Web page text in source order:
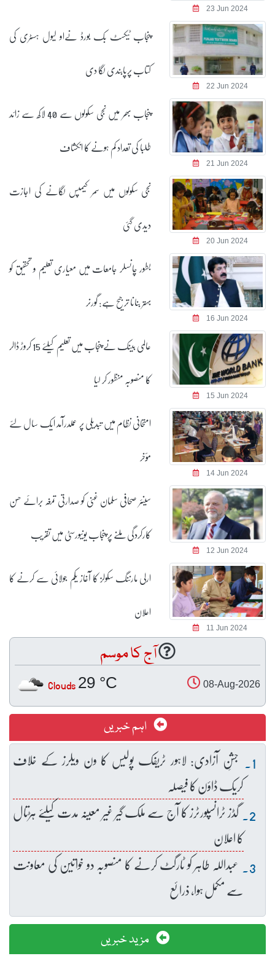
23 Jun 2024
22 Jun 2024
پنجاب ٹیکسٹ بک بورڈ نےاو لیول ہسٹری کی
کتاب پرپابندی لگا دی
21 Jun 2024
پنجاب بھر میں نجی سکولوں سے 40 لاکھ سے زائد
طلبا کی تعداد کم ہونے کا انکشاف
20 Jun 2024
نجی سکولوں میں سمر کیمپس لگانے کی اجازت
دیدی گئی
16 Jun 2024
بطور چانسلر جامعات میں معیاری تعلیم و تحقیق کو
بہتر بنانا ترجیح ہے: گورنر
15 Jun 2024
عالمی بینک نے پنجاب میں تعلیم کیلئے 15 کروڑ ڈالر
کا منصوبہ منظور کر لیا
14 Jun 2024
امتحانی نظام میں تبدیلی پر عملدرآمد ایک سال لئے
مؤخر
12 Jun 2024
سینئر صحافی سلمان غنی کو صدارتی تمغہ برائے حسن
کارکردگی ملنے پر پنجاب یونیورسٹی میں تقریب
11 Jun 2024
ارلی مارننگ سکولز کا آغاز یکم جولائی سے کرنے کا
اعلان
آج کا موسم
08-Aug-2026
29 °C
Clouds
اہم خبریں
جشنِ آزادی: لاہور ٹریفک پولیس کا ون ویلرز کے خلاف
کریک ڈاؤن کا فیصلہ
گڈز ٹرانسپورٹرز کا آج سے ملک گیر غیر معینہ مدت کیلئے ہڑتال
کا اعلان
عبداللہ طاہر کو ٹارگٹ کرنے کا منصوبہ دو خواتین کی معاونت
سے مکمل ہوا، ذرائع
مزید خبریں